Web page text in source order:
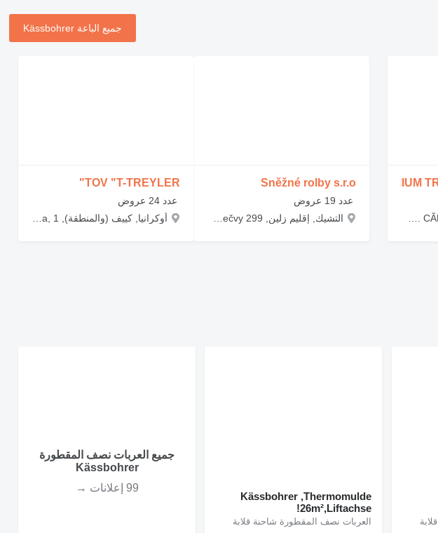
جميع الباعة Kässbohrer
PREMIUM
Sněžné rolby s.r.o
‏ عدد 19 عروض
TOV "T-TREYLER"
‏ عدد 24 عروض
أوكرانيا, كييف (والمنطقة), m.Kyiv, vul.Sviatoshynska, 1
Kässbohrer ,Thermomulde
26m²,Liftachse!
العربات نصف المقطورة شاحنة قلابة
جميع العربات نصف المقطورة
Kässbohrer
99 إعلانات →